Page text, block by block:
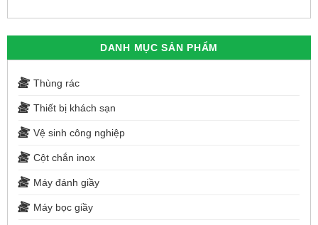
DANH MỤC SẢN PHẨM
Thùng rác
Thiết bị khách sạn
Vệ sinh công nghiệp
Cột chắn inox
Máy đánh giầy
Máy bọc giầy